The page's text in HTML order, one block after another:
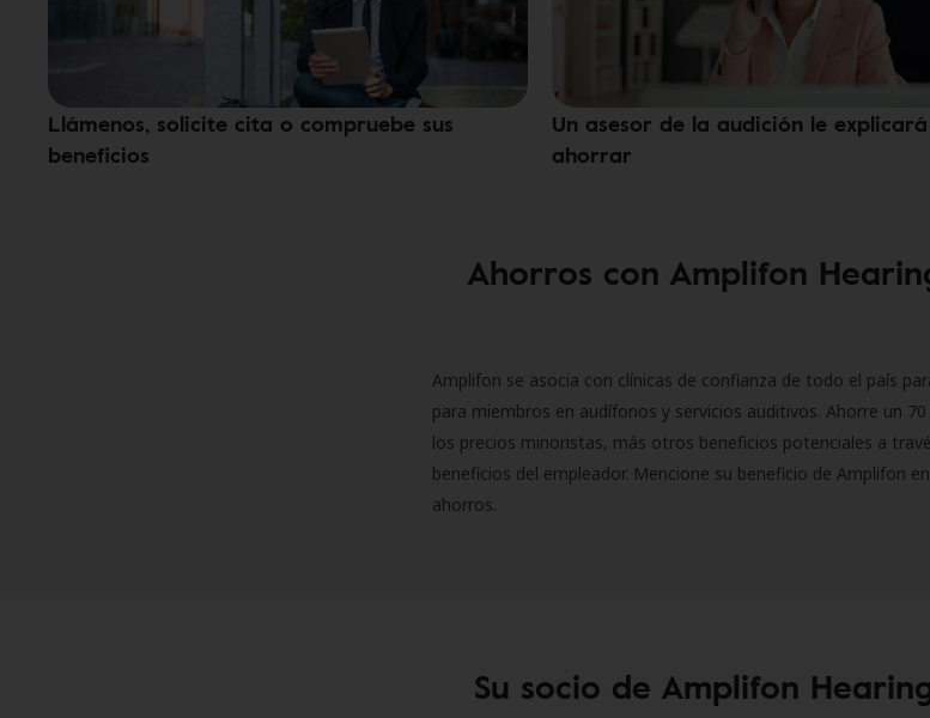
Llámenos, solicite cita o compruebe sus
beneficios
Un asesor de la audición le
ahorrar
Ahorros con Amplifon
Amplifon se asocia con clínicas de confianza de todo el país
para miembros en audífonos y servicios auditivos. Ahorre un
los precios minoristas, más otros beneficios potenciales a
beneficios del empleador. Mencione su beneficio de Amplifon
ahorros.
Su socio de Amplifon